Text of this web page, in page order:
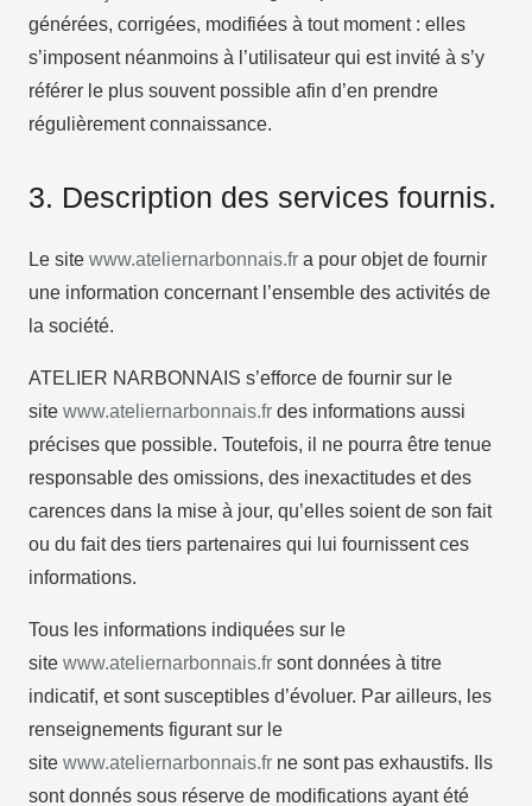
générées, corrigées, modifiées à tout moment : elles
s’imposent néanmoins à l’utilisateur qui est invité à s’y
référer le plus souvent possible afin d’en prendre
régulièrement connaissance.
3. Description des services fournis.
Le site www.ateliernarbonnais.fr a pour objet de fournir
une information concernant l’ensemble des activités de
la société.
ATELIER NARBONNAIS s’efforce de fournir sur le
site www.ateliernarbonnais.fr des informations aussi
précises que possible. Toutefois, il ne pourra être tenue
responsable des omissions, des inexactitudes et des
carences dans la mise à jour, qu’elles soient de son fait
ou du fait des tiers partenaires qui lui fournissent ces
informations.
Tous les informations indiquées sur le
site www.ateliernarbonnais.fr sont données à titre
indicatif, et sont susceptibles d’évoluer. Par ailleurs, les
renseignements figurant sur le
site www.ateliernarbonnais.fr ne sont pas exhaustifs. Ils
sont donnés sous réserve de modifications ayant été